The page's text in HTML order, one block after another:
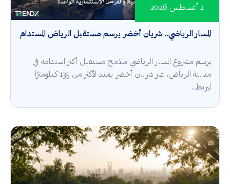
المسار الرياضي.. شريان أخضر يرسم مستقبل الرياض المستدام
2 أغسطس 2026
يرسم مشروع المسار الرياضي ملامح مستقبل أكثر استدامة في
مدينة الرياض، عبر شريان أخضر يمتد لأكثر من 135 كيلومترًا
ليربط...